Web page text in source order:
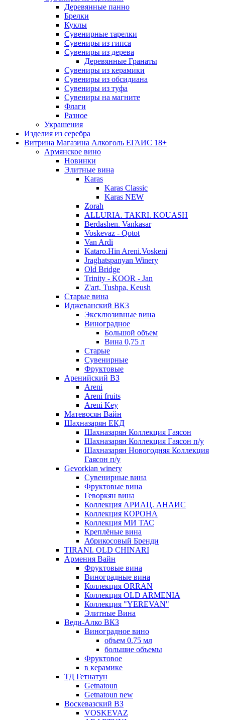
Деревянные панно
Брелки
Куклы
Сувенирные тарелки
Сувениры из гипса
Сувениры из дерева
Деревянные Гранаты
Сувениры из керамики
Сувениры из обсидиана
Сувениры из туфа
Сувениры на магните
Флаги
Разное
Украшения
Изделия из серебра
Витрина Магазина Алкоголь ЕГАИС 18+
Армянское вино
Новинки
Элитные вина
Karas
Karas Classic
Karas NEW
Zorah
ALLURIA. TAKRI. KOUASH
Berdashen. Vankasar
Voskevaz - Qotot
Van Ardi
Kataro.Hin Areni.Voskeni
Jraghatspanyan Winery
Old Bridge
Trinity - KOOR - Jan
Z'art, Tushpa, Keush
Старые вина
Иджеванский ВК3
Эксклюзивные вина
Виноградное
Большой объем
Вина 0,75 л
Старые
Сувенирные
Фруктовые
Аренийский ВЗ
Areni
Areni fruits
Areni Key
Матевосян Вайн
Шахназарян ЕКД
Шахназарян Коллекция Гаясон
Шахназарян Коллекция Гаясон п/у
Шахназарян Новогодняя Коллекция
Гаясон п/у
Gevorkian winery
Сувенирные вина
Фруктовые вина
Геворкян вина
Коллекция АРИАЦ. АНАИС
Коллекция КОРОНА
Коллекция МИ ТАС
Креплёные вина
Абрикосовый Бренди
TIRANI. OLD CHINARI
Армения Вайн
Фруктовые вина
Виноградные вина
Коллекция ORRAN
Коллекция OLD ARMENIA
Коллекция "YEREVAN"
Элитные Вина
Веди-Алко ВКЗ
Виноградное вино
объем 0.75 мл
большие объемы
Фруктовое
в керамике
ТД Гетнатун
Getnatoun
Getnatoun new
Воскевазский ВЗ
VOSKEVAZ